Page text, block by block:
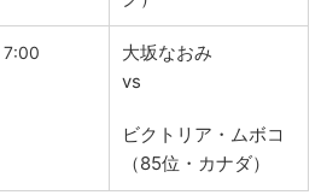
7:00
大坂なおみ
vs
ビクトリア・ムボコ
（85位・カナダ）